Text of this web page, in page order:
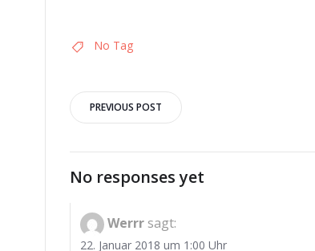
No Tag
Post
navigation
PREVIOUS POST
No responses yet
Werrr sagt:
22. Januar 2018 um 1:00 Uhr